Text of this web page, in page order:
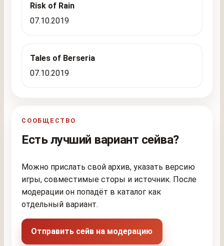
Risk of Rain
07.10.2019
Tales of Berseria
07.10.2019
СООБЩЕСТВО
Есть лучший вариант сейва?
Можно прислать свой архив, указать версию
игры, совместимые сторы и источник. После
модерации он попадёт в каталог как
отдельный вариант.
Отправить сейв на модерацию